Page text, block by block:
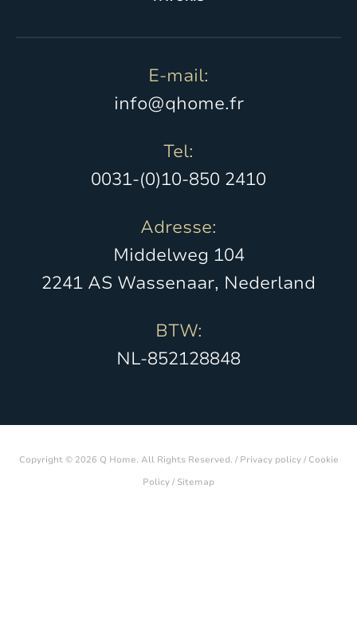
E-mail:
info@qhome.fr
Tel:
0031-(0)10-850 2410
Adresse:
Middelweg 104
2241 AS Wassenaar, Nederland
BTW:
NL-852128848
Copyright © 2026 Q Home. All Rights Reserved. / Privacy policy/ Cookie
Policy / Sitemap